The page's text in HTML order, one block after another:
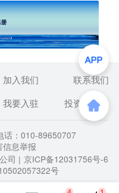
加入我们
联系我们
我要入驻 投资者关系
话：010-89650707
息举报
司 | 京ICP备12031756号-6
号